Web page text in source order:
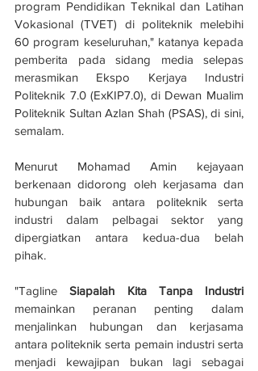
program Pendidikan Teknikal dan Latihan
Vokasional (TVET) di politeknik melebihi
60 program keseluruhan," katanya kepada
pemberita pada sidang media selepas
merasmikan Ekspo Kerjaya Industri
Politeknik 7.0 (ExKIP7.0), di Dewan Mualim
Politeknik Sultan Azlan Shah (PSAS), di sini,
semalam.
Menurut Mohamad Amin kejayaan
berkenaan didorong oleh kerjasama dan
hubungan baik antara politeknik serta
industri dalam pelbagai sektor yang
dipergiatkan antara kedua-dua belah
pihak.
"Tagline Siapalah Kita Tanpa Industri
memainkan peranan penting dalam
menjalinkan hubungan dan kerjasama
antara politeknik serta pemain industri serta
menjadi kewajipan bukan lagi sebagai